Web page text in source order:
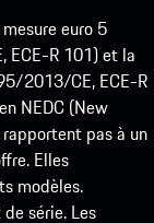
euro 5
R 101) et la
2013/CE, ECE-R
NEDC (New
pas à un
Elles
modèles.
série. Les